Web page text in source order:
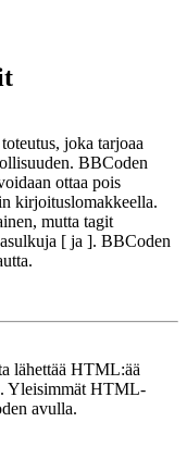
joka tarjoaa
BBCoden
ottaa pois
kirjoituslomakkeella.
mutta tagit
[ ja ]. BBCoden
lähettää HTML:ää
Yleisimmät HTML-
avulla.